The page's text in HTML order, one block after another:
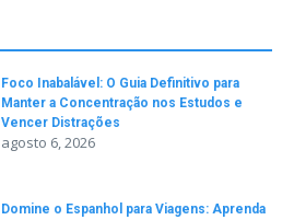
Foco Inabalável: O Guia Definitivo para
Manter a Concentração nos Estudos e
Vencer Distrações
agosto 6, 2026
Domine o Espanhol para Viagens: Aprenda